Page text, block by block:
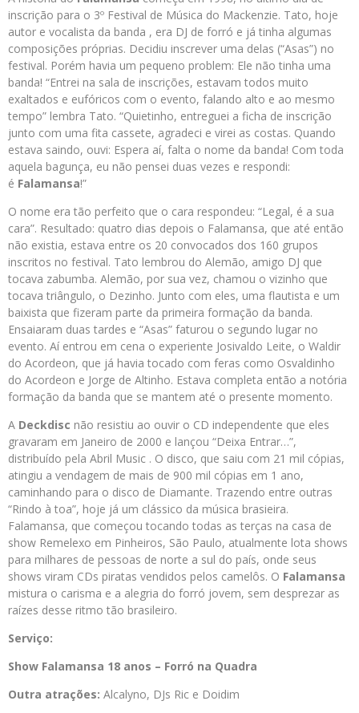
inscrição para o 3º Festival de Música do Mackenzie. Tato, hoje
autor e vocalista da banda , era DJ de forró e já tinha algumas
composições próprias. Decidiu inscrever uma delas (“Asas”) no
festival. Porém havia um pequeno problem: Ele não tinha uma
banda! “Entrei na sala de inscrições, estavam todos muito
exaltados e eufóricos com o evento, falando alto e ao mesmo
tempo” lembra Tato. “Quietinho, entreguei a ficha de inscrição
junto com uma fita cassete, agradeci e virei as costas. Quando
estava saindo, ouvi: Espera aí, falta o nome da banda! Com toda
aquela bagunça, eu não pensei duas vezes e respondi:
é Falamansa!”
O nome era tão perfeito que o cara respondeu: “Legal, é a sua
cara”. Resultado: quatro dias depois o Falamansa, que até então
não existia, estava entre os 20 convocados dos 160 grupos
inscritos no festival. Tato lembrou do Alemão, amigo DJ que
tocava zabumba. Alemão, por sua vez, chamou o vizinho que
tocava triângulo, o Dezinho. Junto com eles, uma flautista e um
baixista que fizeram parte da primeira formação da banda.
Ensaiaram duas tardes e “Asas” faturou o segundo lugar no
evento. Aí entrou em cena o experiente Josivaldo Leite, o Waldir
do Acordeon, que já havia tocado com feras como Osvaldinho
do Acordeon e Jorge de Altinho. Estava completa então a notória
formação da banda que se mantem até o presente momento.
A Deckdisc não resistiu ao ouvir o CD independente que eles
gravaram em Janeiro de 2000 e lançou “Deixa Entrar…”,
distribuído pela Abril Music . O disco, que saiu com 21 mil cópias,
atingiu a vendagem de mais de 900 mil cópias em 1 ano,
caminhando para o disco de Diamante. Trazendo entre outras
“Rindo à toa”, hoje já um clássico da música brasieira.
Falamansa, que começou tocando todas as terças na casa de
show Remelexo em Pinheiros, São Paulo, atualmente lota shows
para milhares de pessoas de norte a sul do país, onde seus
shows viram CDs piratas vendidos pelos camelôs. O Falamansa
mistura o carisma e a alegria do forró jovem, sem desprezar as
raízes desse ritmo tão brasileiro.
Serviço:
Show Falamansa 18 anos – Forró na Quadra
Outra atrações: Alcalyno, DJs Ric e Doidim